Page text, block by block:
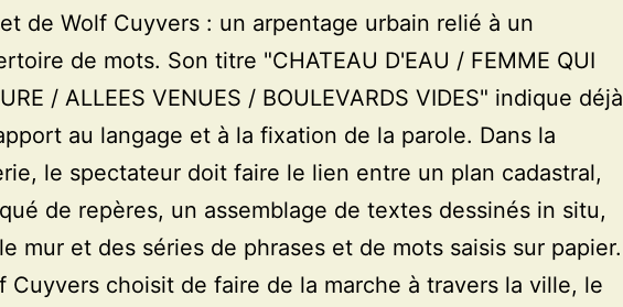
de Wolf Cuyvers : un arpentage urbain relié à un
de mots. Son titre "CHATEAU D'EAU / FEMME QUI
/ ALLEES VENUES / BOULEVARDS VIDES" indique déjà
au langage et à la fixation de la parole. Dans la
le spectateur doit faire le lien entre un plan cadastral,
de repères, un assemblage de textes dessinés in situ,
mur et des séries de phrases et de mots saisis sur papier.
Cuyvers choisit de faire de la marche à travers la ville, le